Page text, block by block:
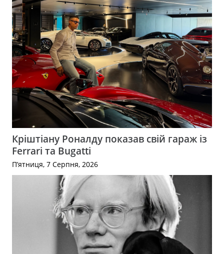
Кріштіану Роналду показав свій гараж із
Ferrari та Bugatti
П’ятниця, 7 Серпня, 2026